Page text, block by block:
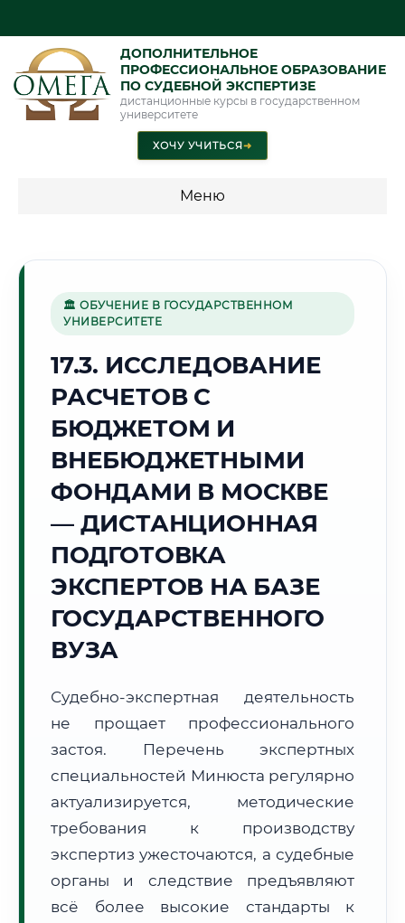
ДОПОЛНИТЕЛЬНОЕ
ПРОФЕССИОНАЛЬНОЕ ОБРАЗОВАНИЕ
ПО СУДЕБНОЙ ЭКСПЕРТИЗЕ
дистанционные курсы в государственном
университете
ХОЧУ УЧИТЬСЯ➜
Меню
специальности"
Стоимость по программам обучения "Судебная экспертиза"
Стоимость по программам обучения "Экспертиза"
🏛️
Г. МОСКВА
Точное местное время:
19:15:41
Четверг, 6 Августа
🌅 Восход:04:44
📍 Региональная справка г. Москва
Тел. код:
+7 (495/499)
Почтовые индексы:
101000–129999
Часовой пояс:
МСК (UTC+3)
Формат учебы:
Дистанционно
🗺️ Зона обслуживания: г. Москва
🏛 ОБУЧЕНИЕ В ГОСУДАРСТВЕННОМ
УНИВЕРСИТЕТЕ
17.3. ИССЛЕДОВАНИЕ
РАСЧЕТОВ С
БЮДЖЕТОМ И
ВНЕБЮДЖЕТНЫМИ
ФОНДАМИ В МОСКВЕ
— ДИСТАНЦИОННАЯ
ПОДГОТОВКА
ЭКСПЕРТОВ НА БАЗЕ
ГОСУДАРСТВЕННОГО
ВУЗА
Судебно-экспертная деятельность
не прощает профессионального
застоя. Перечень экспертных
специальностей Минюста регулярно
актуализируется, методические
требования к производству
экспертиз ужесточаются, а судебные
органы и следствие предъявляют
всё более высокие стандарты к